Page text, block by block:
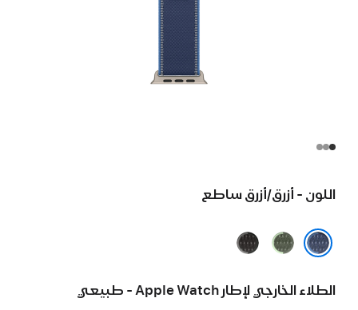
اللون - أزرق/أزرق ساطع
أخضر/
أسود/
الطلاء الخارجي لإطار Apple Watch - طبيعي